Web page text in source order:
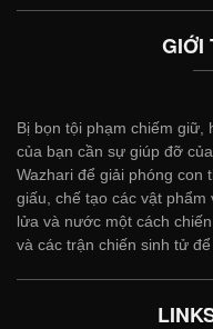
GIỚI
Bị bọn tội phạm chiếm giữ,
của bạn cần sự giúp đỡ
Wazhari để giải phóng con
giấu, chế tạo các vật
lửa và nước một cách
và các trận chiến sinh tử để